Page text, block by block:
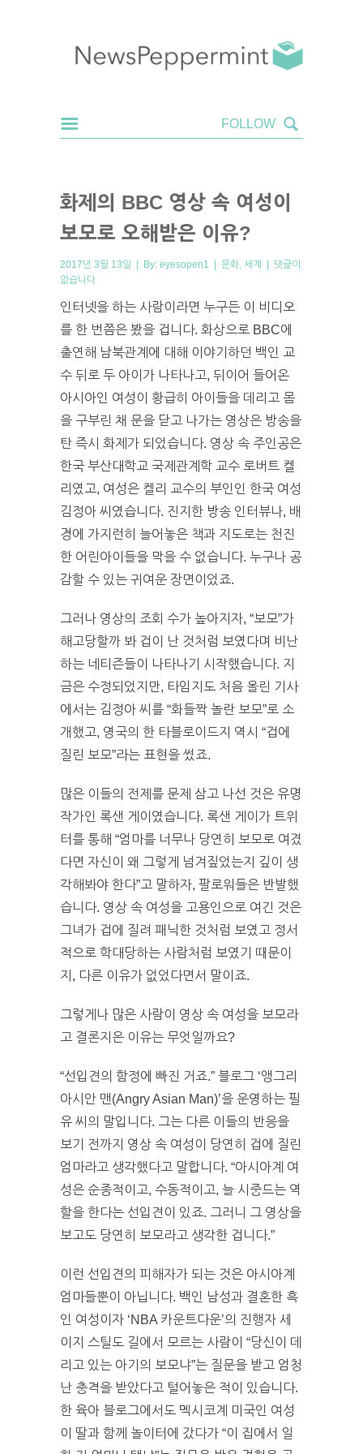
화제의 BBC 영상 속 여성이
보모로 오해받은 이유?
2017년 3월 13일 | By: eyesopen1 | 문화 세계 | 댓글이
없습니다
인터넷을 하는 사람이라면 누구든 이 비디오
를 한 번쯤은 봤을 겁니다. 화상으로 BBC에
출연해 남북관계에 대해 이야기하던 백인 교
수 뒤로 두 아이가 나타나고, 뒤이어 들어온
아시아인 여성이 황급히 아이들을 데리고 몸
을 구부린 채 문을 닫고 나가는 영상은 방송을
탄 즉시 화제가 되었습니다. 영상 속 주인공은
한국 부산대학교 국제관계학 교수 로버트 켈
리였고, 여성은 켈리 교수의 부인인 한국 여성
김정아 씨였습니다. 진지한 방송 인터뷰나, 배
경에 가지런히 늘어놓은 책과 지도로는 천진
한 어린아이들을 막을 수 없습니다. 누구나 공
감할 수 있는 귀여운 장면이었죠.
그러나 영상의 조회 수가 높아지자, “보모”가
해고당할까 봐 겁이 난 것처럼 보였다며 비난
하는 네티즌들이 나타나기 시작했습니다. 지
금은 수정되었지만, 타임지도 처음 올린 기사
에서는 김정아 씨를 “화들짝 놀란 보모”로 소
개했고, 영국의 한 타블로이드지 역시 “겁에
질린 보모”라는 표현을 썼죠.
많은 이들의 전제를 문제 삼고 나선 것은 유명
작가인 록샌 게이였습니다. 록샌 게이가 트위
터를 통해 “엄마를 너무나 당연히 보모로 여겼
다면 자신이 왜 그렇게 넘겨짚었는지 깊이 생
각해봐야 한다”고 말하자, 팔로워들은 반발했
습니다. 영상 속 여성을 고용인으로 여긴 것은
그녀가 겁에 질려 패닉한 것처럼 보였고 정서
적으로 학대당하는 사람처럼 보였기 때문이
지, 다른 이유가 없었다면서 말이죠.
그렇게나 많은 사람이 영상 속 여성을 보모라
고 결론지은 이유는 무엇일까요?
“선입견의 함정에 빠진 거죠.” 블로그 ‘앵그리
아시안 맨(Angry Asian Man)’을 운영하는 필
유 씨의 말입니다. 그는 다른 이들의 반응을
보기 전까지 영상 속 여성이 당연히 겁에 질린
엄마라고 생각했다고 말합니다. “아시아계 여
성은 순종적이고, 수동적이고, 늘 시중드는 역
할을 한다는 선입견이 있죠. 그러니 그 영상을
보고도 당연히 보모라고 생각한 겁니다.”
이런 선입견의 피해자가 되는 것은 아시아계
엄마들뿐이 아닙니다. 백인 남성과 결혼한 흑
인 여성이자 ‘NBA 카운트다운’의 진행자 세
이지 스틸도 길에서 모르는 사람이 “당신이 데
리고 있는 아기의 보모냐”는 질문을 받고 엄청
난 충격을 받았다고 털어놓은 적이 있습니다.
한 육아 블로그에서도 멕시코계 미국인 여성
이 딸과 함께 놀이터에 갔다가 “이 집에서 일